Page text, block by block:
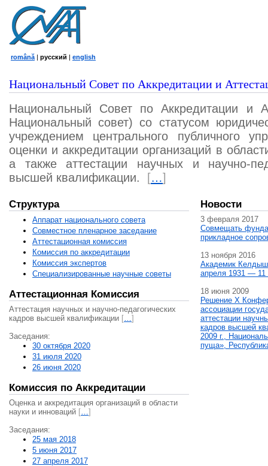
română | русский | english
Национальный Совет по Аккредитации и
Национальный Совет по Аккредитации и
Национальный совет) со статусом
учреждением центрального публичного
оценки и аккредитации организаций в
а также аттестации научных и научно-
высшей квалификации.
[…]
Структура
Аппарат национального совета
Совместное пленарное заседание
Аттестационная комисcия
Комиссия по аккредитации
Комиссия экспертов
Специализированные научные советы
Аттестационная Комиссия
Аттестация научных и научно-педагогических
кадров высшей квалификации […]
Заседания:
30 октября 2020
31 июля 2020
26 июня 2020
Комиссия по Аккредитации
Оценка и аккредитация организаций в области
науки и инноваций […]
Заседания:
25 мая 2018
5 июня 2017
27 апреля 2017
Новости
3 февраля 2017
Совмещать
прикладное
13 ноября 2016
Академик
апреля 1931 — 11
18 июня 2009
Решение X
ассоциации
аттестации
кадров высшей
2009 г.,
пуща»,